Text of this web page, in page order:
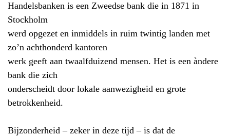
Handelsbanken is een Zweedse bank die in 1871 in
Stockholm
werd opgezet en inmiddels in ruim twintig landen met
zo’n achthonderd kantoren
werk geeft aan twaalfduizend mensen. Het is een àndere
bank die zich
onderscheidt door lokale aanwezigheid en grote
betrokkenheid.
Bijzonderheid – zeker in deze tijd – is dat de